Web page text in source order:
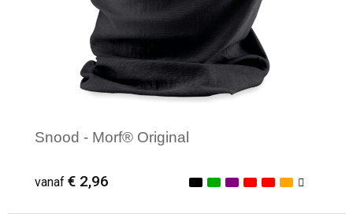
Snood - Morf® Original
vanaf € 2,96